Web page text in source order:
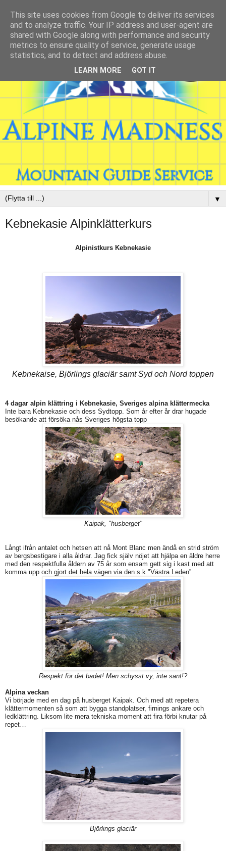
▼
Kebnekasie Alpinklätterkurs
Alpinistkurs Kebnekasie
Kebnekaise, Björlings glaciär samt Syd och Nord toppen
4 dagar alpin klättring i Kebnekasie, Sveriges alpina klättermecka
Inte bara Kebnekasie och dess Sydtopp. Som år efter år drar hugade
besökande att försöka nås Sveriges högsta topp
Kaipak, "husberget"
Långt ifrån antalet och hetsen att nå Mont Blanc men ändå en strid ström
av bergsbestigare i alla åldrar. Jag fick själv nöjet att hjälpa en äldre herre
med den respektfulla åldern av 75 år som ensam gett sig i kast med att
komma upp och gjort det hela vägen via den s.k "Västra Leden”
Respekt för det badet! Men schysst vy, inte sant!?
Alpina veckan
Vi började med en dag på husberget Kaipak. Och med att repetera
klättermomenten så som att bygga standplatser, firnings ankare och
ledklättring. Liksom lite mera tekniska moment att fira förbi knutar på
repet…
Björlings glaciär
This site uses cookies from Google to deliver its services
and to analyze traffic. Your IP address and user-agent are
shared with Google along with performance and security
metrics to ensure quality of service, generate usage
statistics, and to detect and address abuse.
LEARN MORE GOT IT